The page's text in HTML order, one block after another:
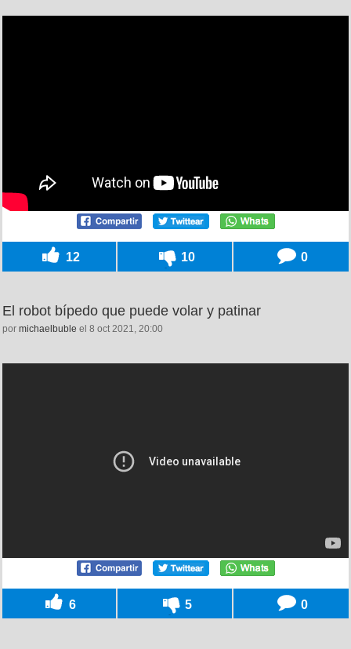
12 10 0
El robot bípedo que puede volar y patinar
por michaelbuble el 8 oct 2021, 20:00
6 5 0